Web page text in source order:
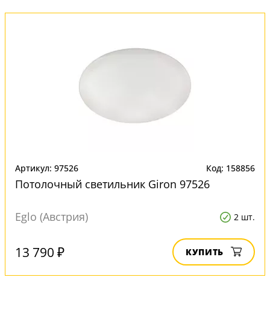
Артикул: 97526 Код: 158856
Потолочный светильник Giron 97526
Eglo (Австрия) 2 шт.
13 790 ₽ КУПИТЬ